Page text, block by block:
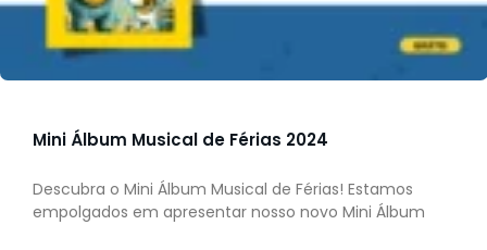
Mini Álbum Musical de Férias 2024
Descubra o Mini Álbum Musical de Férias! Estamos
empolgados em apresentar nosso novo Mini Álbum